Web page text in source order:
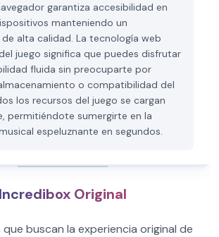
garantiza accesibilidad en
manteniendo un
alta calidad. La tecnología web
juego significa que puedes disfrutar
fluida sin preocuparte por
o compatibilidad del
los recursos del juego se cargan
permitiéndote sumergirte en la
espeluznante en segundos.
Incredibox Original
que buscan la experiencia original de